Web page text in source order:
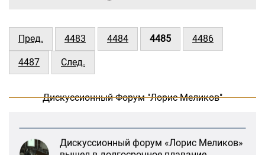
Пред. 4483 4484 4485 4486
4487 След.
Дискуссионный Форум "Лорис Меликов"
дискуссионного форума «Лорис
Меликов» на тему: «ООН и
предотвращение геноцидов»
деятельность
Дискуссионный форум «Лорис Меликов»
вышел в долгосрочное плавание